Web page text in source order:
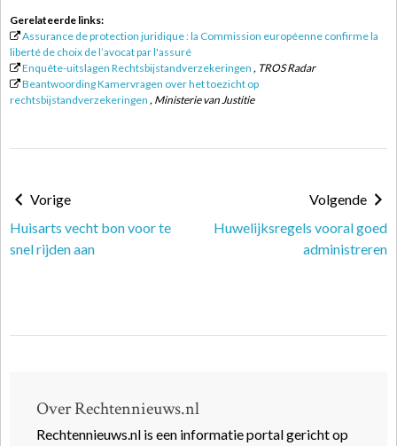
Gerelateerde links:
Assurance de protection juridique : la Commission européenne confirme la
liberté de choix de l’avocat par l'assuré
Enquête-uitslagen Rechtsbijstandverzekeringen , TROS Radar
Beantwoording Kamervragen over het toezicht op
rechtsbijstandverzekeringen , Ministerie van Justitie
Vorige
Huisarts vecht bon voor te
snel rijden aan
Volgende
Huwelijksregels vooral goed
administreren
Over Rechtennieuws.nl
Rechtennieuws.nl is een informatie portal gericht op